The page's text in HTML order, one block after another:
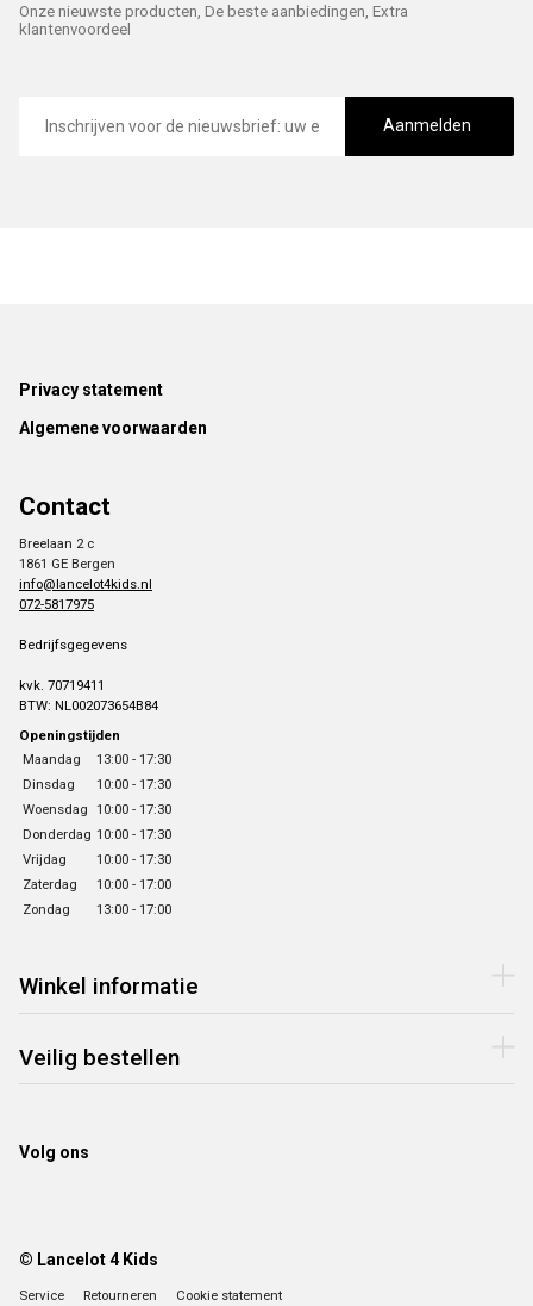
Onze nieuwste producten, De beste aanbiedingen, Extra
klantenvoordeel
mailadres
Aanmelden
Footer
Privacy statement
Algemene voorwaarden
Contact
Breelaan 2 c
1861 GE Bergen
info@lancelot4kids.nl
072-5817975
Bedrijfsgegevens
kvk. 70719411
BTW: NL002073654B84
Openingstijden
Maandag
13:00 - 17:30
Dinsdag
10:00 - 17:30
Woensdag 10:00 - 17:30
Donderdag 10:00 - 17:30
Vrijdag
10:00 - 17:30
Zaterdag
10:00 - 17:00
Zondag
13:00 - 17:00
Winkel informatie
Veilig bestellen
Volg ons
© Lancelot 4 Kids
Service Retourneren Cookie statement